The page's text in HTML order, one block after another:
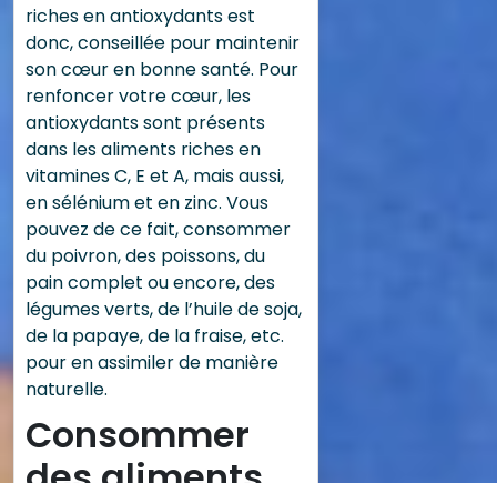
riches en antioxydants est
donc, conseillée pour maintenir
son cœur en bonne santé. Pour
renfoncer votre cœur, les
antioxydants sont présents
dans les aliments riches en
vitamines C, E et A, mais aussi,
en sélénium et en zinc. Vous
pouvez de ce fait, consommer
du poivron, des poissons, du
pain complet ou encore, des
légumes verts, de l’huile de soja,
de la papaye, de la fraise, etc.
pour en assimiler de manière
naturelle.
Consommer